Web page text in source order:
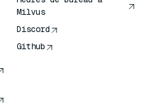
Milvus
Discord
Github